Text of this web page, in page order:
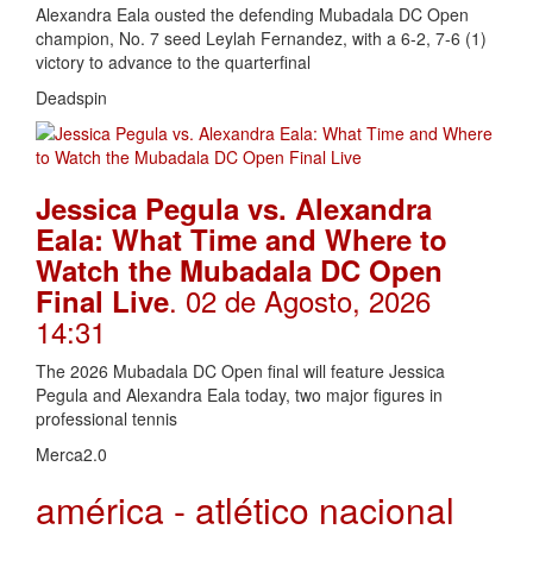
Alexandra Eala ousted the defending Mubadala DC Open
champion, No. 7 seed Leylah Fernandez, with a 6-2, 7-6 (1)
victory to advance to the quarterfinal
Deadspin
Jessica Pegula vs. Alexandra
Eala: What Time and Where to
Watch the Mubadala DC Open
Final Live. 02 de Agosto, 2026
14:31
The 2026 Mubadala DC Open final will feature Jessica
Pegula and Alexandra Eala today, two major figures in
professional tennis
Merca2.0
américa - atlético nacional